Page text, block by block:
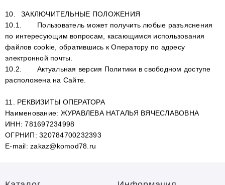
10.
ЗАКЛЮЧИТЕЛЬНЫЕ ПОЛОЖЕНИЯ
10.1.
Пользователь может получить любые разъяснения
по интересующим вопросам, касающимся использования
файлов сookie, обратившись к Оператору по адресу
электронной почты.
10.2.
Актуальная версия Политики в свободном доступе
расположена на Сайте.
11. РЕКВИЗИТЫ ОПЕРАТОРА
Наименование: ЖУРАВЛЕВА НАТАЛЬЯ ВЯЧЕСЛАВОВНА
ИНН: 781697234998
ОГРНИП: 320784700232393
E-mail: zakaz@komod78.ru